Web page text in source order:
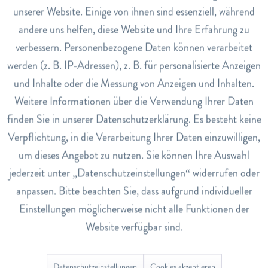
ein angenehmes Wärmegefühl übergeht.
Anwendung
Mehrmals täglich auf die gewünschten Körperstellen wie
Rücken, Schultern, Nacken, Knie, Hüften, Ellbogen etc.
auftragen und leicht einmassieren.
Hinweise
Augen- und Schleimhautkontakt vermeiden und für Kinder
unerreichbar aufbewahren.
INCI
AQUA (WATER), DIMETHYL SULFONE (MSM),
CAPRYLIC/CAPRIC TRIGLYCERIDE, ISOPROPYL
PALMITATE, BOSWELLIA CARTERII OIL, CANNABIS
SATIVA SEED OIL, GLYCERIN, BUTYLENE GLYCOL,
CETEARYL ALCOHOL, SUCROSE POLYSTEARATE,
Marketing Inaktiv
Tracking Inaktiv
Service Inaktiv
unserer Website. Einige von ihnen sind essenziell, während
andere uns helfen, diese Website und Ihre Erfahrung zu
verbessern. Personenbezogene Daten können verarbeitet
werden (z. B. IP-Adressen), z. B. für personalisierte Anzeigen
und Inhalte oder die Messung von Anzeigen und Inhalten.
Weitere Informationen über die Verwendung Ihrer Daten
finden Sie in unserer Datenschutzerklärung. Es besteht keine
Verpflichtung, in die Verarbeitung Ihrer Daten einzuwilligen,
um dieses Angebot zu nutzen. Sie können Ihre Auswahl
jederzeit unter „Datenschutzeinstellungen“ widerrufen oder
anpassen. Bitte beachten Sie, dass aufgrund individueller
Einstellungen möglicherweise nicht alle Funktionen der
Website verfügbar sind.